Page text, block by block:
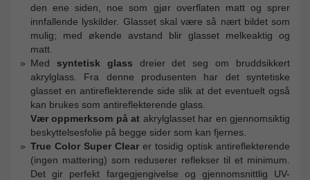
den ene siden, noe som gjør overflaten matt og sprer
innfallende lyskilder. Glasset skal være så nært bildet som
mulig; med økende avstand blir glasset melkeaktig og
matt.
Med syntetisk glass dreier det seg om bruddsikkert
akrylglass. Fra denne produsenten har det syntetiske
glasset en antireflekterende side slik at det eventuelt også
kan brukes som antireflekterende glass.
Vær oppmerksom på at akrylglasset har en gjennomsiktig
beskyttelsesfolie på begge sider som kan fjernes.
True Color Super Clear er tosidig optisk antireflekterende
(ingen mattering) som reduserer reflekser til et minimum.
Det gir perfekt fargegjengivelse og gjennomsnittlig UV-